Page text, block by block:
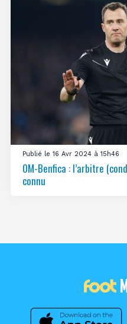
Publié le 16 Avr 2024 à 15h46
OM-Benfica : l’arbitre
connu